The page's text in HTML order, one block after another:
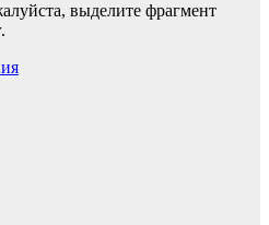
выделите фрагмент
.